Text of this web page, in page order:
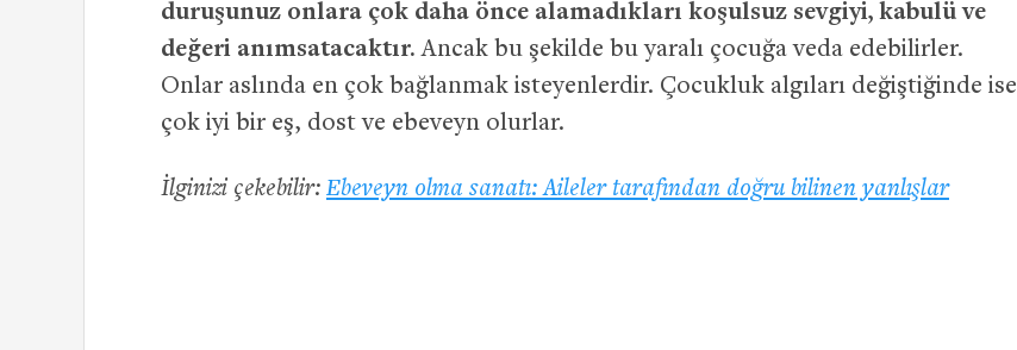
duruşunuz onlara çok daha önce alamadıkları koşulsuz sevgiyi, kabulü ve
değeri anımsatacaktır. Ancak bu şekilde bu yaralı çocuğa veda edebilirler.
Onlar aslında en çok bağlanmak isteyenlerdir. Çocukluk algıları değiştiğinde ise
çok iyi bir eş, dost ve ebeveyn olurlar.
İlginizi çekebilir: Ebeveyn olma sanatı: Aileler tarafından doğru bilinen yanlışlar